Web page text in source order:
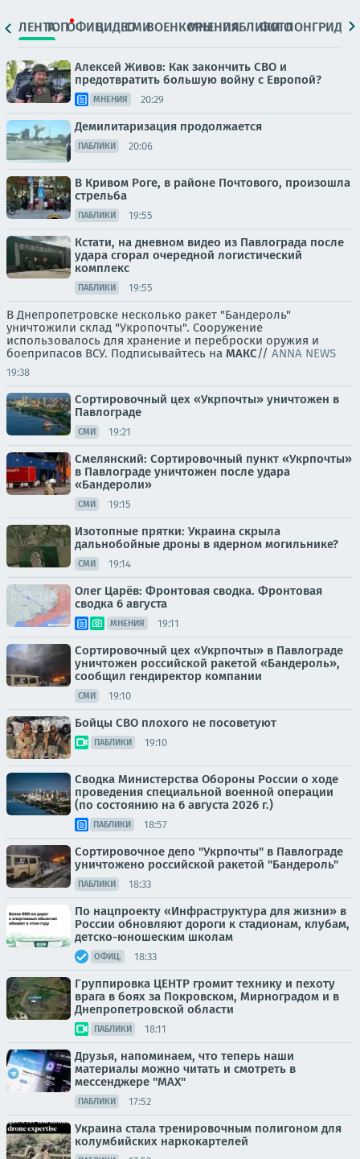
ЛЕНТАТОПОФИЦ.ВИДЕОСМИВОЕНКОРЫМНЕНИЯПАБЛИКИ
ФОТОЛОНГРИДЫ
Алексей Живов: Как закончить СВО и
предотвратить большую войну с Европой?
МНЕНИЯ 20:29
Демилитаризация продолжается
ПАБЛИКИ 20:06
В Кривом Роге, в районе Почтового, произошла
стрельба
ПАБЛИКИ 19:55
Кстати, на дневном видео из Павлограда после
удара сгорал очередной логистический
комплекс
ПАБЛИКИ 19:55
В Днепропетровске несколько ракет "Бандероль"
уничтожили склад "Укропочты". Сооружение
использовалось для хранение и переброски оружия и
боеприпасов ВСУ. Подписывайтесь на МАКС// ANNA NEWS
19:38
Сортировочный цех «Укрпочты» уничтожен в
Павлограде
СМИ 19:21
Смелянский: Сортировочный пункт «Укрпочты»
в Павлограде уничтожен после удара
«Бандероли»
СМИ 19:15
Изотопные прятки: Украина скрыла
дальнобойные дроны в ядерном могильнике?
СМИ 19:14
Олег Царёв: Фронтовая сводка. Фронтовая
сводка 6 августа
МНЕНИЯ 19:11
Сортировочный цех «Укрпочты» в Павлограде
уничтожен российской ракетой «Бандероль»,
сообщил гендиректор компании
СМИ 19:10
Бойцы СВО плохого не посоветуют
ПАБЛИКИ 19:10
Сводка Министерства Обороны России о ходе
проведения специальной военной операции
(по состоянию на 6 августа 2026 г.)
ПАБЛИКИ 18:57
Сортировочное депо "Укрпочты" в Павлограде
уничтожено российской ракетой "Бандероль"
ПАБЛИКИ 18:33
По нацпроекту «Инфраструктура для жизни» в
России обновляют дороги к стадионам, клубам,
детско-юношеским школам
ОФИЦ. 18:33
Группировка ЦЕНТР громит технику и пехоту
врага в боях за Покровском, Мирноградом и в
Днепропетровской области
ПАБЛИКИ 18:11
Друзья, напоминаем, что теперь наши
материалы можно читать и смотреть в
мессенджере "МАХ"
ПАБЛИКИ 17:52
Украина стала тренировочным полигоном для
колумбийских наркокартелей